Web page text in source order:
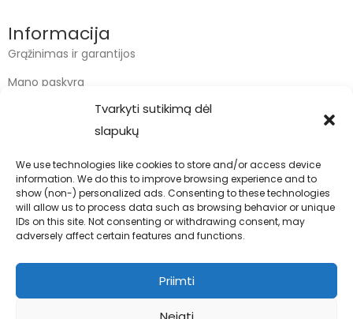
Tvarkyti sutikimą dėl
slapukų
We use technologies like cookies to store and/or access device
information. We do this to improve browsing experience and to
show (non-) personalized ads. Consenting to these technologies
will allow us to process data such as browsing behavior or unique
IDs on this site. Not consenting or withdrawing consent, may
adversely affect certain features and functions.
Priimti
Informacija
Grąžinimas ir garantijos
Mano paskyra
Kontaktai
info@bodyfoodas.lt
+370 600 77017